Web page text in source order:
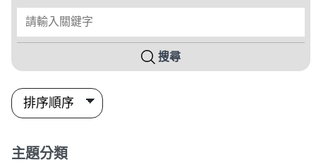
請輸入關鍵字
搜尋
主題分類